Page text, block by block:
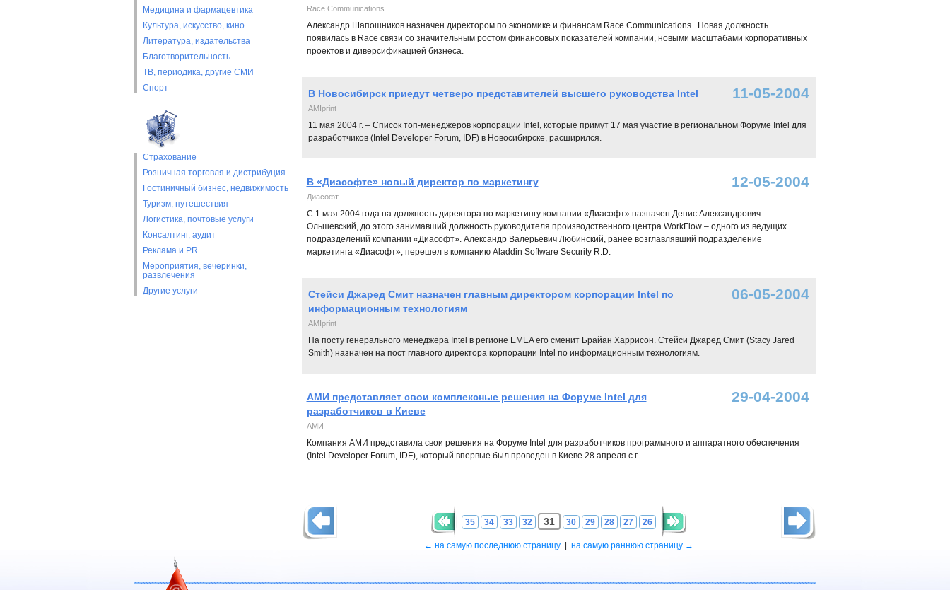
Медицина и фармацевтика
Культура, искусство, кино
Литература, издательства
Благотворительность
ТВ, периодика, другие СМИ
Спорт
Страхование
Розничная торговля и дистрибуция
Гостиничный бизнес, недвижимость
Туризм, путешествия
Логистика, почтовые услуги
Консалтинг, аудит
Реклама и PR
Мероприятия, вечеринки,
развлечения
Другие услуги
Race Communications
Александр Шапошников назначен директором по экономике и финансам Race Communications . Новая должность
появилась в Race связи со значительным ростом финансовых показателей компании, новыми масштабами корпоративных
проектов и диверсификацией бизнеса.
В Новосибирск приедут четверо представителей высшего руководства Intel 11-05-2004
AMIprint
11 мая 2004 г. – Cписок топ-менеджеров корпорации Intel, которые примут 17 мая участие в региональном Форуме Intel для
разработчиков (Intel Developer Forum, IDF) в Новосибирске, расширился.
В «Диасофте» новый директор по маркетингу 12-05-2004
Диасофт
С 1 мая 2004 года на должность директора по маркетингу компании «Диасофт» назначен Денис Александрович
Ольшевский, до этого занимавший должность руководителя производственного центра WorkFlow – одного из ведущих
подразделений компании «Диасофт». Александр Валерьевич Любинский, ранее возглавлявший подразделение
маркетинга «Диасофт», перешел в компанию Aladdin Software Security R.D.
Стейси Джаред Смит назначен главным директором корпорации Intel по
информационным технологиям
06-05-2004
AMIprint
На посту генерального менеджера Intel в регионе EMEA его сменит Брайан Харрисон. Стейси Джаред Смит (Stacy Jared
Smith) назначен на пост главного директора корпорации Intel по информационным технологиям.
АМИ представляет свои комплексные решения на Форуме Intel для
разработчиков в Киеве
29-04-2004
АМИ
Компания АМИ представила свои решения на Форуме Intel для разработчиков программного и аппаратного обеспечения
(Intel Developer Forum, IDF), который впервые был проведен в Киеве 28 апреля с.г.
35 34 33 32 31 30 29 28 27 26
← на самую последнюю страницу на самую раннюю страницу →